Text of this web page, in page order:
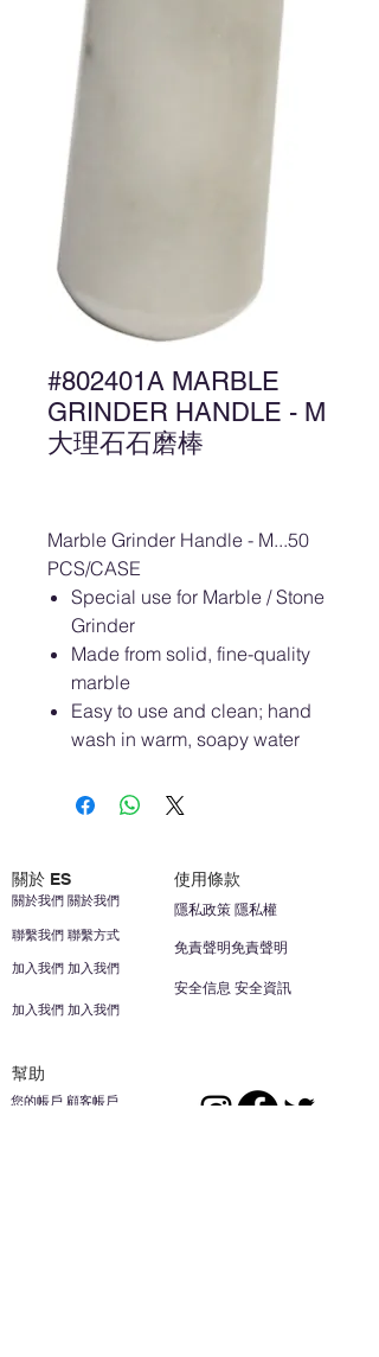
#802401A MARBLE
GRINDER HANDLE - M
大理石石磨棒
Marble Grinder Handle - M...50
PCS/CASE
Special use for Marble / Stone
Grinder
Made from solid, fine-quality
marble
Easy to use and clean; hand
wash in warm, soapy water
關於 ES 使用條款
聯繫我們 聯繫方式
加入我們 加入我們
關於我們 關於我們
加入我們 加入我們
安全信息 安全資訊
免責聲明免責聲明
隱私政策 隱私權
幫助
您的帳戶 顧客帳戶